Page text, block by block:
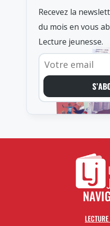
Recevez la
du mois en vous
Lecture jeunesse.